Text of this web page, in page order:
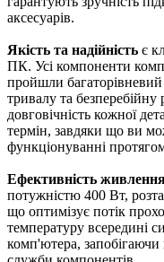
аксесуарів.
Якість та надійність є
ПК. Усі компоненти
пройшли багаторівневий
тривалу та безперебійну
довговічність кожної
термін, завдяки що ви
функціонуванні
Ефективність
потужністю 400 Вт,
що оптимізує потік
температуру всередині
комп'ютера, запобігаючи